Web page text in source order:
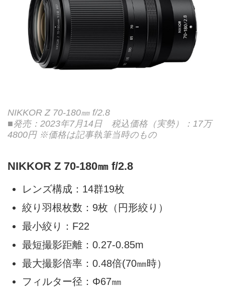
NIKKOR Z 70-180㎜ f/2.8
■発売：2023年7月14日 税込価格（実勢）：17万
4800円 ※価格は記事執筆当時のもの
NIKKOR Z 70-180㎜ f/2.8
レンズ構成：14群19枚
絞り羽根枚数：9枚（円形絞り）
最小絞り：F22
最短撮影距離：0.27-0.85m
最大撮影倍率：0.48倍(70㎜時）
フィルター径：Φ67㎜